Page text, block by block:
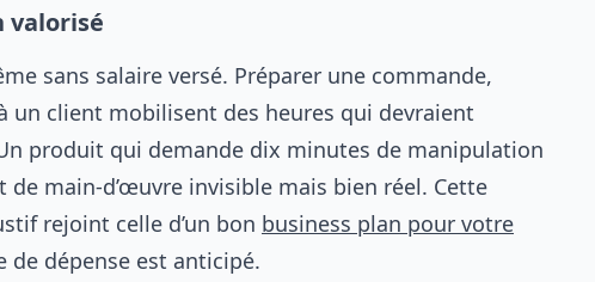
valorisé
sans salaire versé. Préparer une commande,
un client mobilisent des heures qui devraient
produit qui demande dix minutes de manipulation
main-d’œuvre invisible mais bien réel. Cette
rejoint celle d’un bon business plan pour votre
de dépense est anticipé.